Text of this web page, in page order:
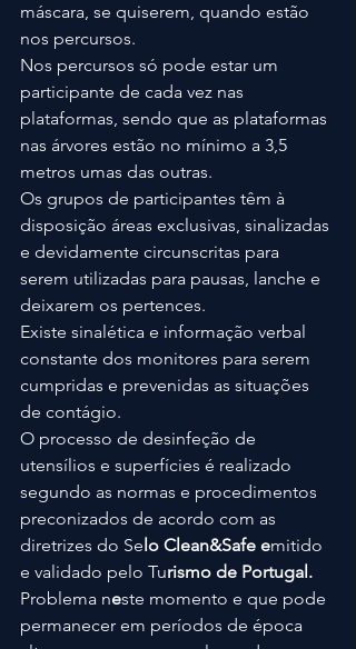
máscara, se quiserem, quando estão
nos percursos.
Nos percursos só pode estar um
participante de cada vez nas
plataformas, sendo que as plataformas
nas árvores estão no mínimo a 3,5
metros umas das outras.
Os grupos de participantes têm à
disposição áreas exclusivas, sinalizadas
e devidamente circunscritas para
serem utilizadas para pausas, lanche e
deixarem os pertences.
Existe sinalética e informação verbal
constante dos monitores para serem
cumpridas e prevenidas as situações
de contágio.
O processo de desinfeção de
utensílios e superfícies é realizado
segundo as normas e procedimentos
preconizados de acordo com as
diretrizes do Selo Clean&Safe emitido
e validado pelo Turismo de Portugal.
Problema neste momento e que pode
permanecer em períodos de época